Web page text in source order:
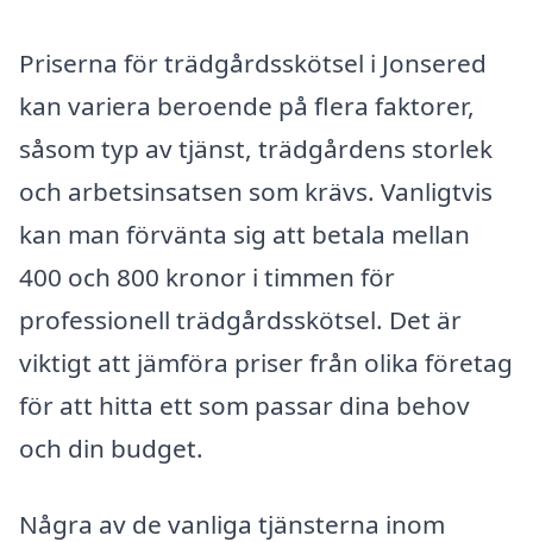
Priserna för trädgårdsskötsel i Jonsered
kan variera beroende på flera faktorer,
såsom typ av tjänst, trädgårdens storlek
och arbetsinsatsen som krävs. Vanligtvis
kan man förvänta sig att betala mellan
400 och 800 kronor i timmen för
professionell trädgårdsskötsel. Det är
viktigt att jämföra priser från olika företag
för att hitta ett som passar dina behov
och din budget.
Några av de vanliga tjänsterna inom